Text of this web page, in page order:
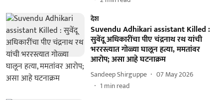
देश
Suvendu Adhikari assistant Killed :
सुवेंदू अधिकारींचा पीए चंद्रनाथ रथ यांची
भररस्त्यात गोळ्या घालून हत्या, ममतांवर
आरोप; असा आहे घटनाक्रम
Sandeep Shirguppe
07 May 2026
1 min read